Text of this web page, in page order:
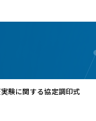
験に関する協定調印式